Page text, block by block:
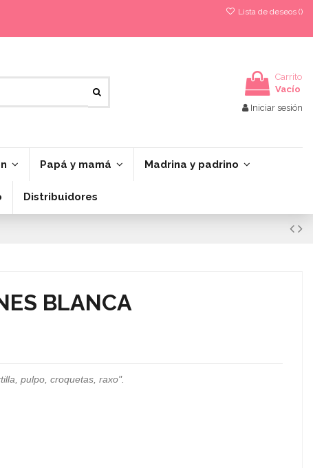
Lista de deseos ()
Carrito
Vacío
Iniciar sesión
Papá y mamá Madrina y padrino
Distribuidores
BLANCA
pulpo, croquetas, raxo".